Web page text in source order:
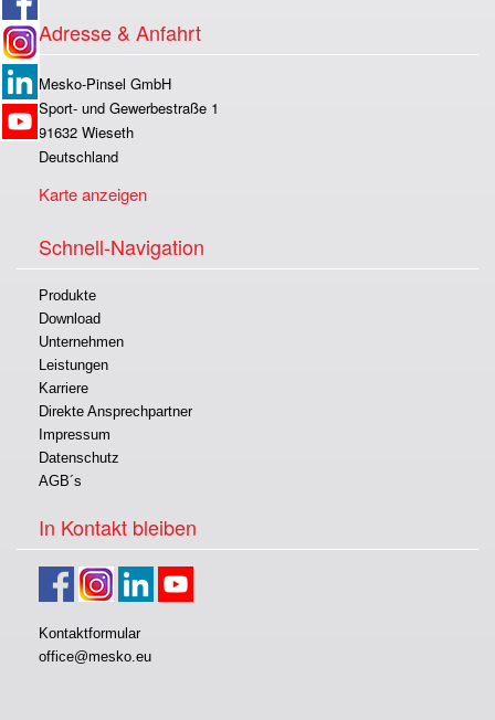
Adresse & Anfahrt
Mesko-Pinsel GmbH
Sport- und Gewerbestraße 1
91632 Wieseth
Deutschland
Karte anzeigen
Schnell-Navigation
Produkte
Download
Unternehmen
Leistungen
Karriere
Direkte Ansprechpartner
Impressum
Datenschutz
AGB´s
In Kontakt bleiben
Kontaktformular
office@mesko.eu